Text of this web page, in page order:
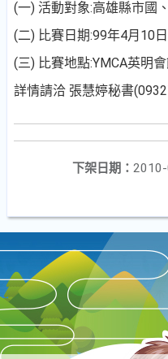
(一) 活動對象:高雄縣市國
(二) 比賽日期:99年4月10
(三) 比賽地點:YMCA英明
詳情請洽 張慧婷秘書
下架日期：